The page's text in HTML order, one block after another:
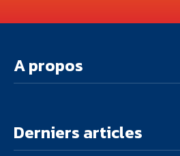
A propos
Derniers articles